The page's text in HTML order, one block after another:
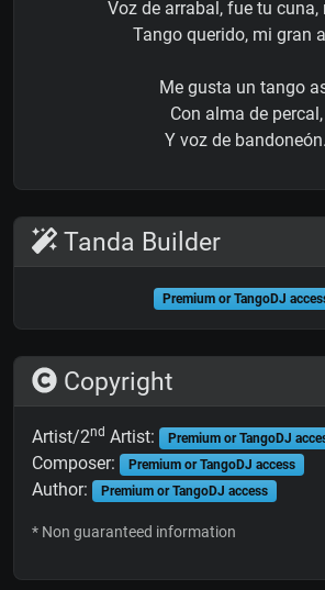
Voz de arrabal, fue tu cuna,
Tango querido, mi gran
Me gusta un tango
Con alma de percal,
Y voz de bandoneón.
Tanda Builder
Premium or TangoDJ
Copyright
Artist/2nd Artist: Premium or TangoDJ
Composer: Premium or TangoDJ access
Author: Premium or TangoDJ access
* Non guaranteed information